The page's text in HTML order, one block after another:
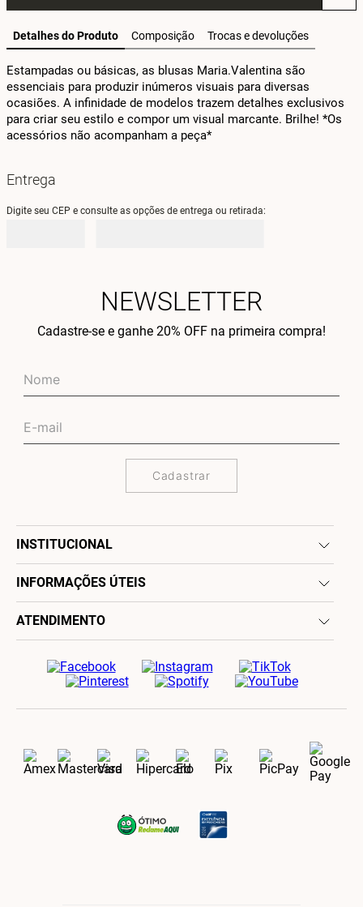
Detalhes do Produto Composição Trocas e devoluções
Estampadas ou básicas, as blusas Maria.Valentina são
essenciais para produzir inúmeros visuais para diversas
ocasiões. A infinidade de modelos trazem detalhes exclusivos
para criar seu estilo e compor um visual marcante. Brilhe! *Os
acessórios não acompanham a peça*
Entrega
Digite seu CEP e consulte as opções de entrega ou retirada:
NEWSLETTER
Cadastre-se e ganhe 20% OFF na primeira compra!
Cadastrar
INSTITUCIONAL
INFORMAÇÕES ÚTEIS
ATENDIMENTO